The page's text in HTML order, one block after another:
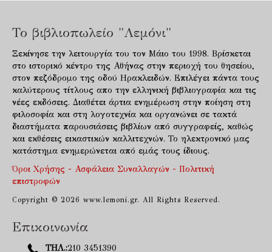
Το βιβλιοπωλείο "Λεμόνι"
Ξεκίνησε την λειτουργία του τον Μάιο του 1998. Βρίσκεται
στο ιστορικό κέντρο της Αθήνας στην περιοχή του θησείου,
στον πεζόδρομο της οδού Ηρακλειδών. Επιλέγει πάντα τους
καλύτερους τίτλους απο την ελληνική βιβλιογραφία και τις
νέες εκδόσεις. Διαθέτει άρτια ενημέρωση στην ποίηση στη
φιλοσοφία και στη λογοτεχνία και οργανώνει σε τακτά
διαστήματα παρουσιάσεις βιβλίων από συγγραφείς, καθώς
και εκθέσεις εικαστικών καλλιτεχνών. Το ηλεκτρονικό μας
κατάστημα ενημερώνεται από εμάς τους ίδιους.
Όροι Χρήσης - Ασφάλεια Συναλλαγών - Πολιτική
επιστροφών
Copyright © 2026 www.lemoni.gr. All Rights Reserved.
Επικοινωνία
ΤΗΛ.:210 3451390